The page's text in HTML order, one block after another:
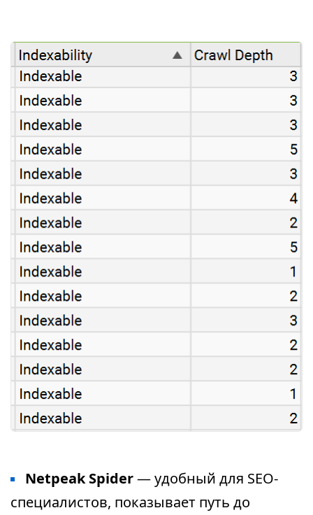
Netpeak Spider— удобный для SEO-
специалистов, показывает путь до